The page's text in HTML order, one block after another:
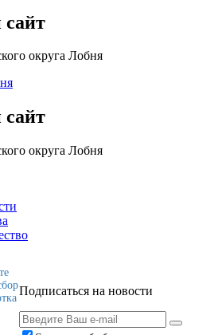
округа Лобня
округа Лобня
Подписаться на новости